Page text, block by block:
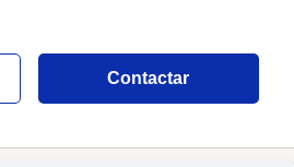
Contactar